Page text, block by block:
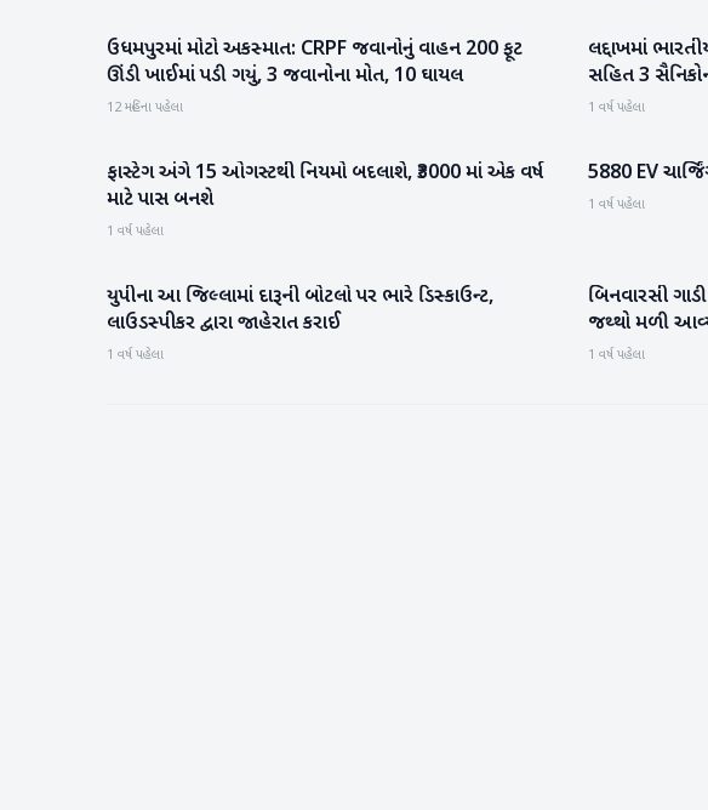
રાષ્ટ્રીય
ઉધમપુરમાં મોટો અકસ્માત: CRPF જવાનોનું વાહન 200 ફૂટ
ઊંડી ખાઈમાં પડી ગયું, 3 જવાનોના મોત, 10 ઘાયલ
12 મહિના પહેલા
રાષ્ટ્રીય
લદ્દાખમાં
સહિત 3
1 વર્ષ પહેલા
રાષ્ટ્રીય
ફાસ્ટેગ અંગે 15 ઓગસ્ટથી નિયમો બદલાશે, ₹3000 માં એક વર્ષ
માટે પાસ બનશે
1 વર્ષ પહેલા
રાષ્ટ્રીય
5880 EV
1 વર્ષ પહેલા
રાષ્ટ્રીય
યુપીના આ જિલ્લામાં દારૂની બોટલો પર ભારે ડિસ્કાઉન્ટ,
લાઉડસ્પીકર દ્વારા જાહેરાત કરાઈ
1 વર્ષ પહેલા
મહેસાણા
બિનવારસી
જથ્થો મળી
1 વર્ષ પહેલા